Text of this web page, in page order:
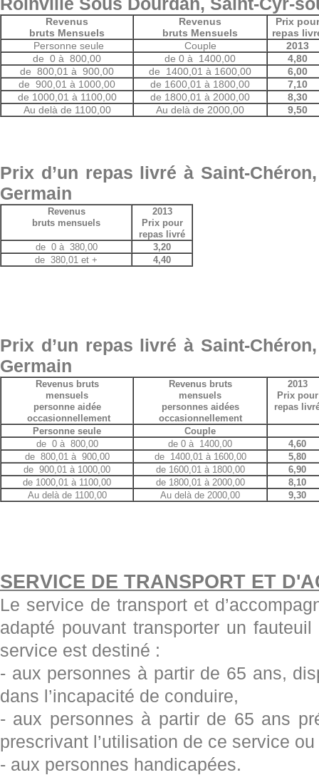
Revenus
bruts Mensuels
Revenus
bruts Mensuels
Prix pour
repas
Personne seule
Couple
2013
de 0 à 800,00
de 0 à 1400,00
4,80
de 800,01 à 900,00
de 1400,01 à 1600,00
6,00
de 900,01 à 1000,00
de 1600,01 à 1800,00
7,10
de 1000,01 à 1100,00
de 1800,01 à 2000,00
8,30
Au delà de 1100,00
Au delà de 2000,00 9,50
Prix d’un repas livré à Saint-
Germain
Revenus
bruts mensuels
2013
Prix pour
repas livré
de 0 à 380,00
3,20
de 380,01 et +
4,40
Prix d’un repas livré à Saint-
Germain
Revenus bruts
mensuels
personne aidée
occasionnellement
Revenus bruts
mensuels
personnes aidées
occasionnellement
2013
Prix pour
repas
Personne seule
Couple
de 0 à 800,00
de 0 à 1400,00
4,60
de 800,01 à 900,00
de 1400,01 à 1600,00
5,80
de 900,01 à 1000,00
de 1600,01 à 1800,00
6,90
de 1000,01 à 1100,00
de 1800,01 à 2000,00
8,10
Au delà de 1100,00
Au delà de 2000,00 9,30
SERVICE DE TRANSPORT ET
Le service de transport et
adapté pouvant transporter un
service est destiné :
- aux personnes à partir de 65 ans,
dans l’incapacité de conduire,
- aux personnes à partir de 65 ans
prescrivant l’utilisation de ce service
- aux personnes handicapées.